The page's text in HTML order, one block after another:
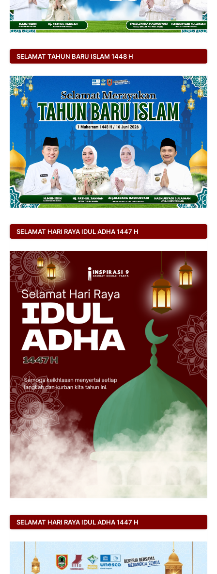
SELAMAT TAHUN BARU ISLAM 1448 H
SELAMAT HARI RAYA IDUL ADHA 1447 H
SELAMAT HARI RAYA IDUL ADHA 1447 H